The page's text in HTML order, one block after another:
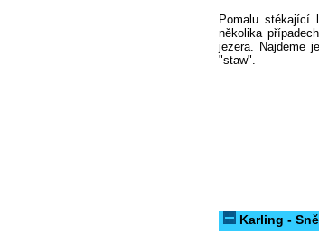
Pomalu stékající
několika
jezera. Najdeme
"staw".
Karling -